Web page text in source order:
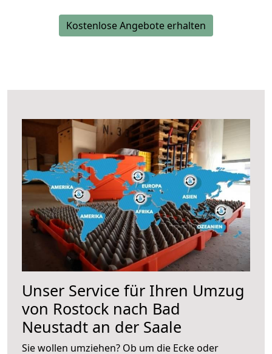
Kostenlose Angebote erhalten
Unser Service für Ihren Umzug
von Rostock nach Bad
Neustadt an der Saale
Sie wollen umziehen? Ob um die Ecke oder